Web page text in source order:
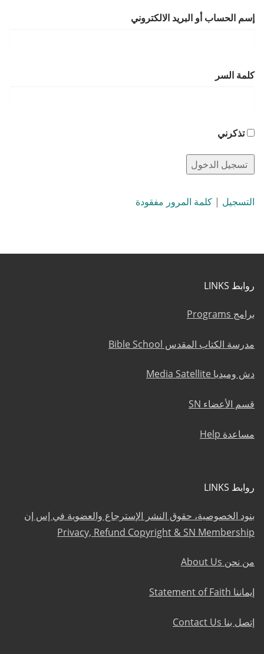
إسم الحساب أو البريد الالكتروني
كلمة السر
تذكرني
التسجيل | كلمة المرور مفقودة
روابط LINKS
برامج Programs
مدرسة الكتاب المقدس Bible School
دش وميديا Media Satellite
قسم الأعضاء SN
مساعدة Help
روابط LINKS
بنود الخصوصية، حقوق النشر الإسترجاع والعضوية في إس إن
Privacy, Refund Copyright & SN Membership
من نحن About Us
إيماننا Statement of Faith
إتصل بنا Contact Us